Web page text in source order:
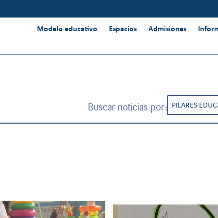
Modelo educativo Espacios Admisiones
Buscar noticias por: PILARES
CREATIVIDAD